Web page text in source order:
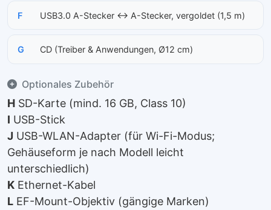
F USB3.0 A-Stecker ↔ A-Stecker, vergoldet (1,5 m)
G CD (Treiber & Anwendungen, Ø12 cm)
Optionales Zubehör
H SD-Karte (mind. 16 GB, Class 10)
I USB-Stick
J USB-WLAN-Adapter (für Wi-Fi-Modus;
Gehäuseform je nach Modell leicht
unterschiedlich)
K Ethernet-Kabel
L EF-Mount-Objektiv (gängige Marken)